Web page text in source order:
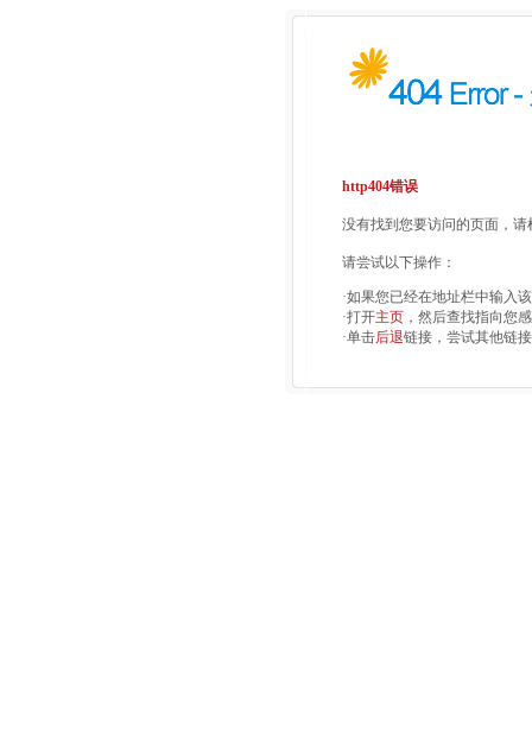
http404错误
没有找到您要访问的页面，
请尝试以下操作：
·如果您已经在地址栏中输入
·打开主页 ，然后查找指向您
·单击后退链接，尝试其他链